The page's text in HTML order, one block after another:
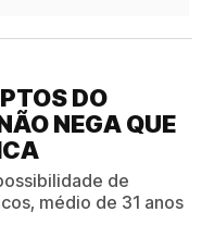
DO
NEGA QUE
de
médio de 31 anos